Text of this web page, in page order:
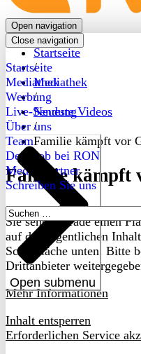
Open navigation
Close navigation
Startseite
Mediathek
Werbung
Live-Sendung
Über uns
Open submenu
Team
Dein Job bei RON
Medienpartner
Schreiben Sie uns
Suchen
nach:
Startseite
/
Mediathek
/
Neueste Videos
/
Familie kämpft vor
Familie kämpft
Sie sehen gerade einen
auf den eigentlichen
Schaltfläche unten. Bitte
Drittanbieter
Mehr Informationen
Inhalt entsperren
Erforderlichen Service